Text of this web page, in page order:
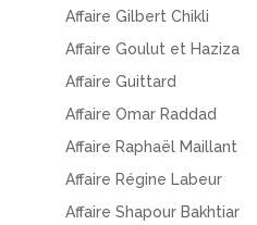
Affaire Gilbert Chikli
Affaire Goulut et Haziza
Affaire Guittard
Affaire Omar Raddad
Affaire Raphaël Maillant
Affaire Régine Labeur
Affaire Shapour Bakhtiar